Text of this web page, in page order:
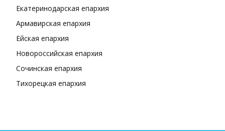
Екатеринодарская епархия
Армавирская епархия
Ейская епархия
Новороссийская епархия
Сочинская епархия
Тихорецкая епархия